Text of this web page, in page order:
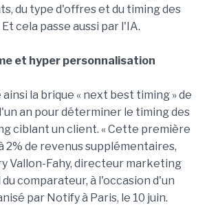
du type d'offres et du timing des
cela passe aussi par l'IA.
et hyper personnalisation
la brique « next best timing » de
an pour déterminer le timing des
ciblant un client. « Cette première
2% de revenus supplémentaires,
Vallon-Fahy, directeur marketing
comparateur, à l'occasion d'un
par Notify à Paris, le 10 juin.